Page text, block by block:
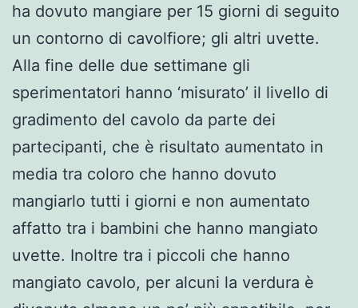
ha dovuto mangiare per 15 giorni di seguito
un contorno di cavolfiore; gli altri uvette.
Alla fine delle due settimane gli
sperimentatori hanno ‘misurato’ il livello di
gradimento del cavolo da parte dei
partecipanti, che è risultato aumentato in
media tra coloro che hanno dovuto
mangiarlo tutti i giorni e non aumentato
affatto tra i bambini che hanno mangiato
uvette. Inoltre tra i piccoli che hanno
mangiato cavolo, per alcuni la verdura è